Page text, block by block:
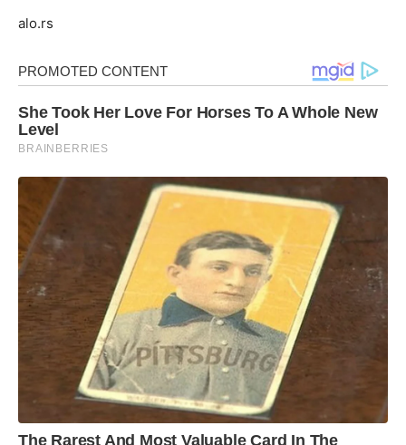
alo.rs